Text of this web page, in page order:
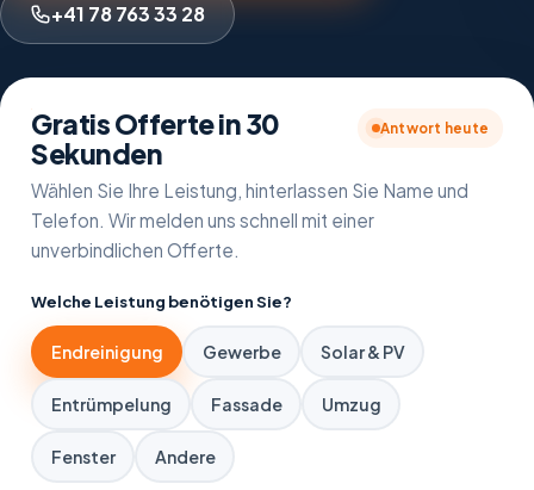
+41 78 763 33 28
Gratis Offerte in 30
Sekunden
Antwort heute
Wählen Sie Ihre Leistung, hinterlassen Sie Name und
Telefon. Wir melden uns schnell mit einer
unverbindlichen Offerte.
Welche Leistung benötigen Sie?
Endreinigung Gewerbe Solar & PV
Entrümpelung Fassade Umzug
Fenster Andere